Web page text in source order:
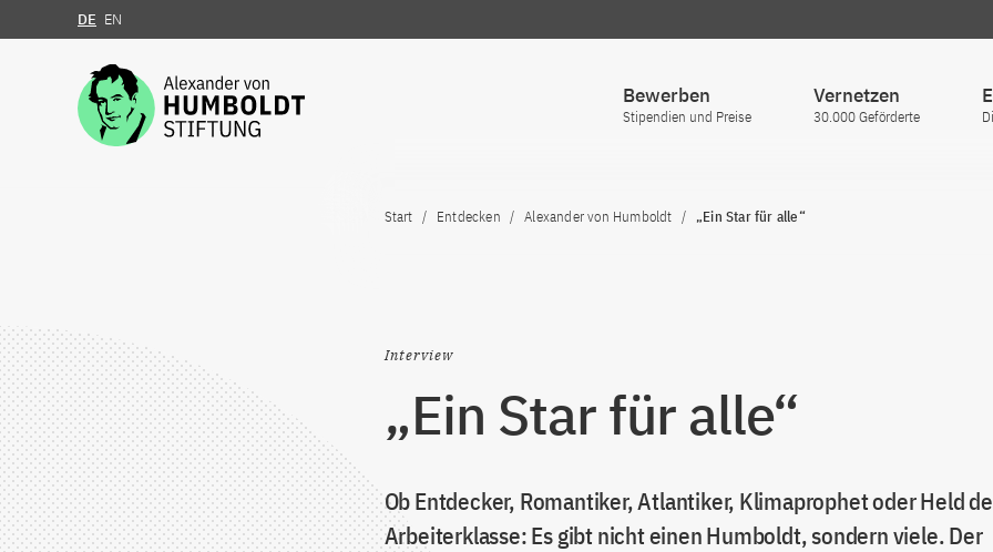
Zum Inhalt springen
DE EN
Bewerben
Stipendien und Preise
Vernetzen
30.000 Geförderte
Start Entdecken Alexander von Humboldt „Ein Star für alle“
Interview
„Ein Star für alle“
Ob Entdecker, Romantiker, Atlantiker, Klimaprophet oder Held
Arbeiterklasse: Es gibt nicht einen Humboldt, sondern viele. Der